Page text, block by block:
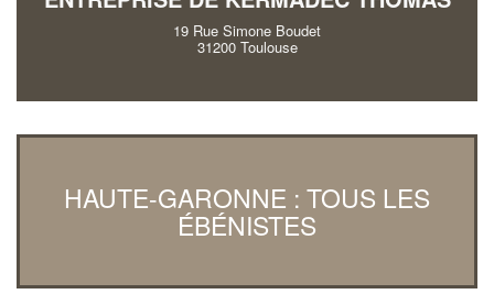
19 Rue Simone Boudet
31200 Toulouse
HAUTE-GARONNE : TOUS LES
ÉBÉNISTES